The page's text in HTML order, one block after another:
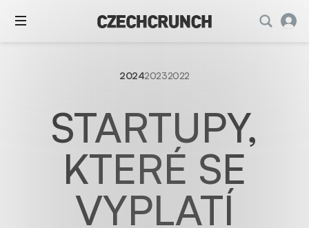
202420232022
STARTUPY,
KTERÉ SE
VYPLATÍ